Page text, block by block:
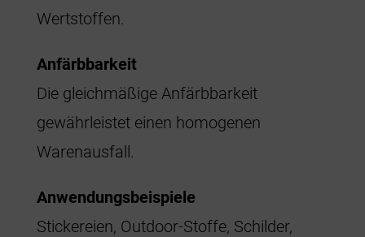
Wertstoffen.
Anfärbbarkeit
Die gleichmäßige Anfärbbarkeit
gewährleistet einen homogenen
Warenausfall.
Anwendungsbeispiele
Stickereien, Outdoor-Stoffe, Schilder,